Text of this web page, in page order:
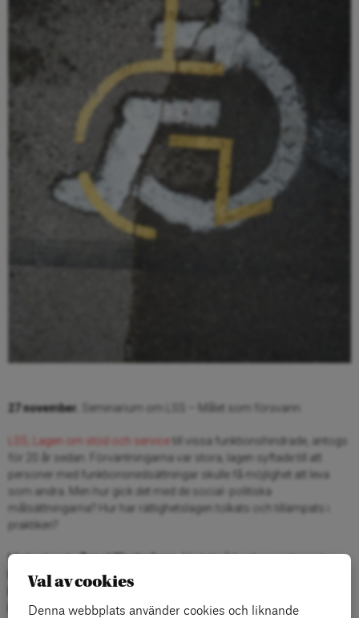
27 november. Seminarium om LSS – Målet som försvann.
LSS, Lagen om stöd och service
till vissa funktionshindrade, antogs
för 20 år sedan. Förväntningarna var stora, lagen syftade till att
personer med funktionsnedsättningar skulle få möjlighet att leva
som andra. Men hur gick det med de social- politiska
målsättningarna? Hur har rättighetslagen tolkats och tillämpats i
praktiken?
Medverkande:Bengt Westerberg, fd statsråd och socialminister,
Heike Erkers
, ordförande Akademikerförbundet SSR,
Hammarberg, fd kommissionär för mänskliga rättigheter.
Val av cookies
Denna webbplats använder cookies och liknande